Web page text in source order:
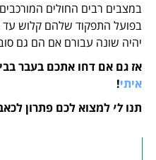
במצבים רבים החולים
בפועל התפקוד שלהם קלוש עד
יהיה שונה עבורם אם הם גם
אז גם אם דחו אתכם בעבר
איתי!
תנולי למצוא לכם פתרון